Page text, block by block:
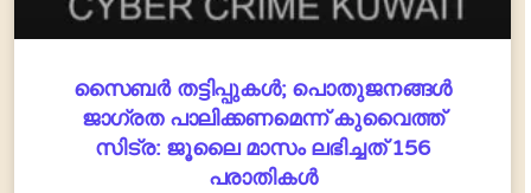
സൈബർ തട്ടിപ്പുകൾ; പൊതുജനങ്ങൾ
ജാഗ്രത പാലിക്കണമെന്ന് കുവൈത്ത്
സിട്ര: ജൂലൈ മാസം ലഭിച്ചത് 156
പരാതികൾ